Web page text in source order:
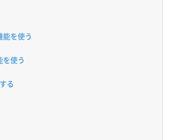
能を使う
を使う
る